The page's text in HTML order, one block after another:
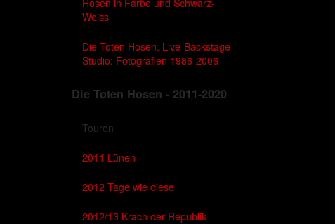
Weiss
Die Toten Hosen. Live-Backstage-
Studio: Fotografien 1986-2006
Die Toten Hosen - 2011-2020
Touren
2011 Lünen
2012 Tage wie diese
2012/13 Krach der Republik